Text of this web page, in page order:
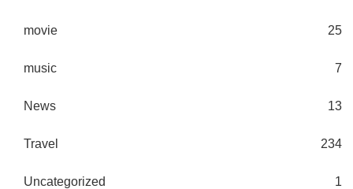
movie 25
music 7
News 13
Travel 234
Uncategorized 1